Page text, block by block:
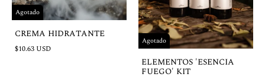
Agotado
CREMA HIDRATANTE
$10.63 USD
Agotado
ELEMENTOS 'ESENCIA
FUEGO' KIT